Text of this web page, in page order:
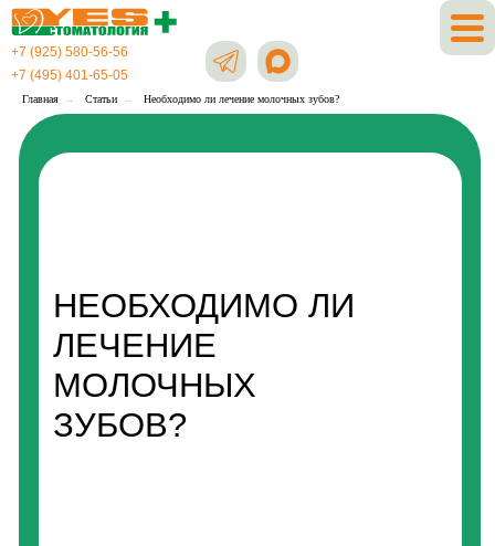
+7 (925) 580-56-56
+7 (495) 401-65-05
Главная → Статьи → Необходимо ли лечение молочных зубов?
ЗУБОВ?